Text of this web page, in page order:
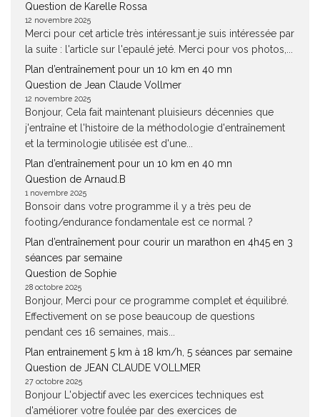
Question de Karelle Rossa
12 novembre 2025
Merci pour cet article très intéressant.je suis intéressée par
la suite : l'article sur l'epaulé jeté. Merci pour vos photos,...
Plan d’entraînement pour un 10 km en 40 mn
Question de Jean Claude Vollmer
12 novembre 2025
Bonjour, Cela fait maintenant pluisieurs décennies que
j'entraîne et l'histoire de la méthodologie d'entraînement
et la terminologie utilisée est d'une...
Plan d’entraînement pour un 10 km en 40 mn
Question de Arnaud.B
1 novembre 2025
Bonsoir dans votre programme il y a très peu de
footing/endurance fondamentale est ce normal ?
Plan d’entraînement pour courir un marathon en 4h45 en 3
séances par semaine
Question de Sophie
28 octobre 2025
Bonjour, Merci pour ce programme complet et équilibré.
Effectivement on se pose beaucoup de questions
pendant ces 16 semaines, mais...
Plan entrainement 5 km à 18 km/h, 5 séances par semaine
Question de JEAN CLAUDE VOLLMER
27 octobre 2025
Bonjour L'objectif avec les exercices techniques est
d'améliorer votre foulée par des exercices de